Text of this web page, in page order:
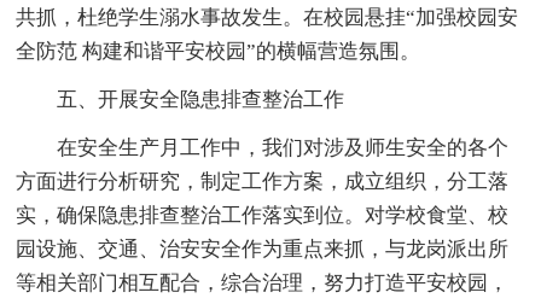
共抓，杜绝学生溺水事故发生。在校园悬挂“加强校园安
全防范 构建和谐平安校园”的横幅营造氛围。
五、开展安全隐患排查整治工作
在安全生产月工作中，我们对涉及师生安全的各个
方面进行分析研究，制定工作方案，成立组织，分工落
实，确保隐患排查整治工作落实到位。对学校食堂、校
园设施、交通、治安安全作为重点来抓，与龙岗派出所
等相关部门相互配合，综合治理，努力打造平安校园，